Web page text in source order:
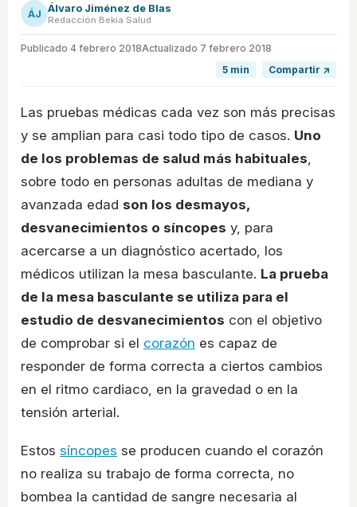
ÁJ Álvaro Jiménez de Blas
Redacción Bekia Salud
Publicado 4 febrero 2018Actualizado 7 febrero 2018
5 min
Compartir ↗
Las pruebas médicas cada vez son más precisas
y se amplian para casi todo tipo de casos. Uno
de los problemas de salud más habituales
sobre todo en personas adultas de mediana y
avanzada edad son los desmayos,
desvanecimientos o síncopes y, para
acercarse a un diagnóstico acertado, los
médicos utilizan la mesa basculante. La prueba
de la mesa basculante se utiliza para el
estudio de desvanecimientos con el objetivo
de comprobar si el corazón es capaz de
responder de forma correcta a ciertos cambios
en el ritmo cardiaco, en la gravedad o en la
tensión arterial.
Estos síncopes se producen cuando el corazón
no realiza su trabajo de forma correcta, no
bombea la cantidad de sangre necesaria al